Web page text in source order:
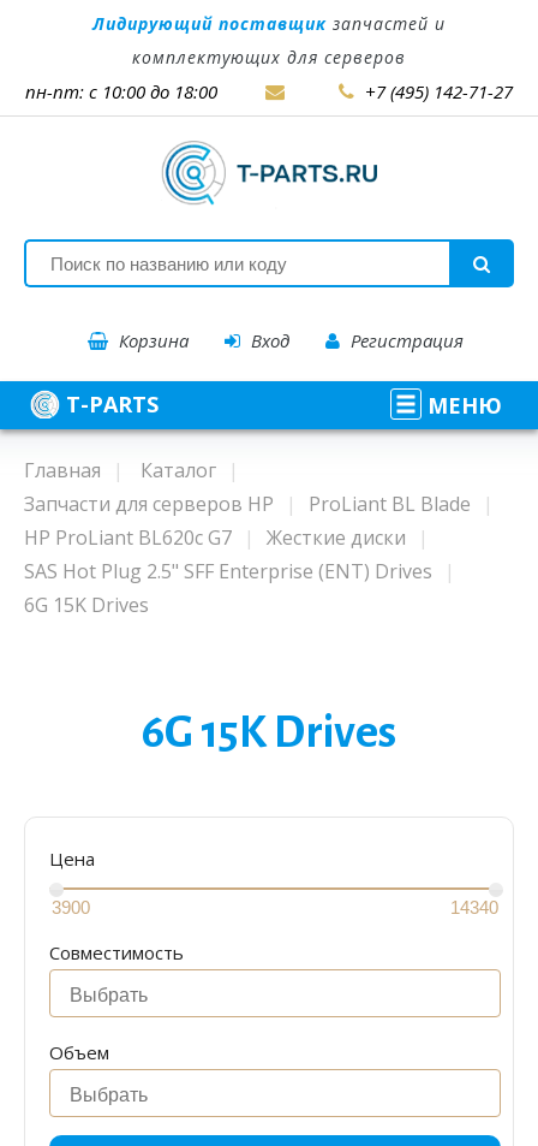
Лидирующий поставщик запчастей и
комплектующих для серверов
пн-пт: с 10:00 до 18:00 +7 (495) 142-71-27
Корзина Вход Регистрация
T-PARTS МЕНЮ
Главная
Каталог
Запчасти для серверов HP
ProLiant BL Blade
HP ProLiant BL620c G7
Жесткие диски
SAS Hot Plug 2.5" SFF Enterprise (ENT) Drives
6G 15K Drives
6G 15K Drives
Цена
Совместимость
Объем